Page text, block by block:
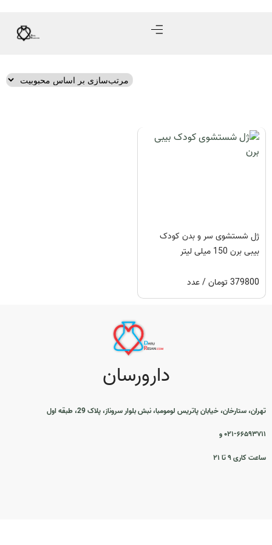
ژل شستشوی سر و بدن کودک
بیبی برن 150 میلی لیتر
379800 تومان / عدد
دارورسان
تهران، ستارخان، خیابان پاتریس لومومبا، نبش بلوار سروناز، پلاک 29، طبقه اول
۰۲۱-۶۶۵۹۳۷۱۱ و
ساعت کاری ۹ تا ۲۱